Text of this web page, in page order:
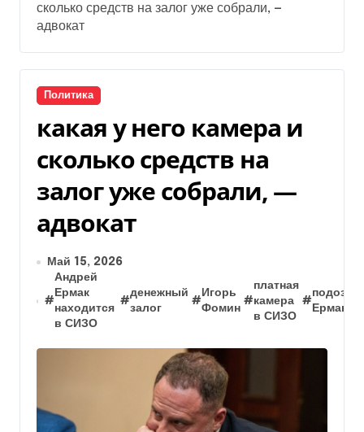
сколько средств на залог уже собрали, —
адвокат
Политика
какая у него камера и
сколько средств на
залог уже собрали, —
адвокат
Май 15, 2026
#
Андрей
Ермак
находится
в СИЗО
#
денежный
залог
#
Игорь
Фомин
#
платная
камера
в СИЗО
#
Ермаку